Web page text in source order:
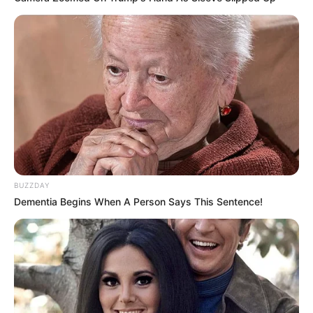
csinálná Magyar Péter a nyugdíjjal – ERRE végképp
senki nem számított!
Kedden olyan bejelentés hangzott el, amely
azonnal felkavarta a közéletet: Magyar Péter
nyilvánosan ismertette, hogyan alakítaná át a
nyugdíjrendszert a Tisza Párt, ha kormányra
kerülne. A program fókuszában a nyugdíjasok
mindennapjait közvetlenül érintő, kézzelfogható
változtatások állnak – több ponton olyan
megoldásokkal, amelyekre kevesen számítottak.
A bejelentésen Magyar Péter mellett Kármán
András, a párt gazdasági szakértője is részt vett,
aki hangsúlyozta: a tervezett lépések egy része
BUZZDAY
Dementia Begins When A Person Says This Sentence!